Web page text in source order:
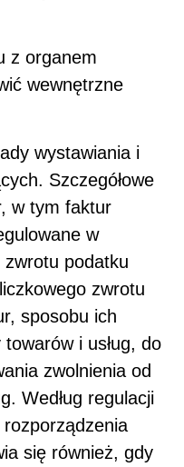
z organem
wewnętrzne
wystawiania i
Szczegółowe
w tym faktur
w
podatku
zwrotu
sposobu ich
i usług, do
zwolnienia od
Według regulacji
się również, gdy